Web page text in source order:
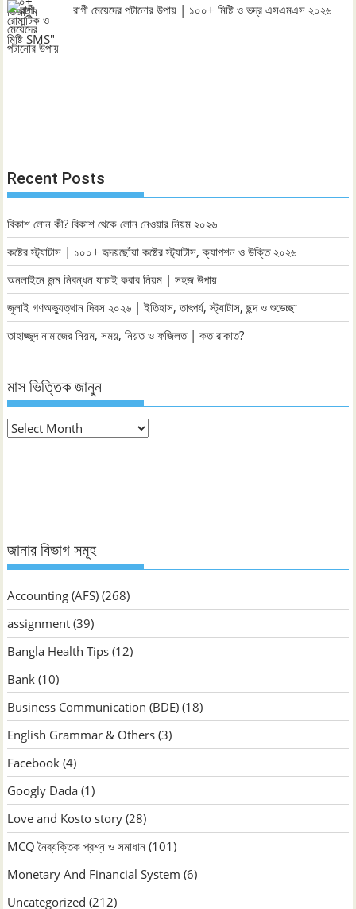
রাগী মেয়েদের পটানোর উপায় | ১০০+ মিষ্টি ও ভদ্র এসএমএস ২০২৬
Recent Posts
বিকাশ লোন কী? বিকাশ থেকে লোন নেওয়ার নিয়ম ২০২৬
কষ্টের স্ট্যাটাস | ১০০+ হৃদয়ছোঁয়া কষ্টের স্ট্যাটাস, ক্যাপশন ও উক্তি ২০২৬
অনলাইনে জন্ম নিবন্ধন যাচাই করার নিয়ম | সহজ উপায়
জুলাই গণঅভ্যুত্থান দিবস ২০২৬ | ইতিহাস, তাৎপর্য, স্ট্যাটাস, ছন্দ ও শুভেচ্ছা
তাহাজ্জুদ নামাজের নিয়ম, সময়, নিয়ত ও ফজিলত | কত রাকাত?
মাস ভিত্তিক জানুন
মাস
জানার বিভাগ সমূহ
Accounting (AFS) (268)
assignment (39)
Bangla Health Tips (12)
Bank (10)
Business Communication (BDE) (18)
English Grammar & Others (3)
Facebook (4)
Googly Dada (1)
Love and Kosto story (28)
MCQ নৈব্যক্তিক প্রশ্ন ও সমাধান (101)
Monetary And Financial System (6)
Uncategorized (212)